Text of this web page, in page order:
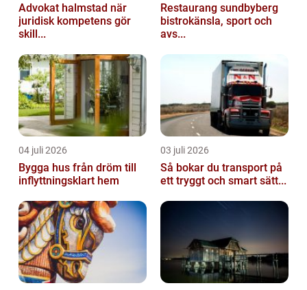
Advokat halmstad när
juridisk kompetens gör
skill...
Restaurang sundbyberg
bistrokänsla, sport och
avs...
04 juli 2026
Bygga hus från dröm till
inflyttningsklart hem
03 juli 2026
Så bokar du transport på
ett tryggt och smart sätt...